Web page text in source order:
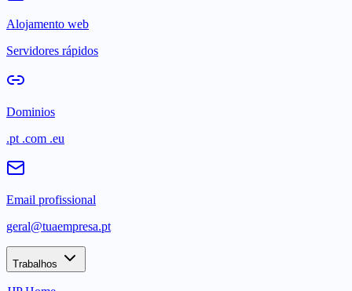
Alojamento web
Servidores rápidos
Dominios
.pt .com .eu
Email profissional
geral@tuaempresa.pt
Trabalhos